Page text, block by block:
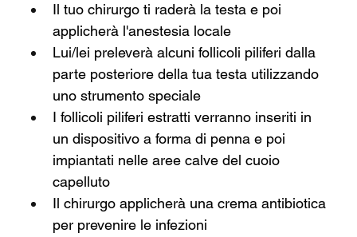
Il tuo chirurgo ti raderà la testa e poi
applicherà l'anestesia locale
Lui/lei preleverà alcuni follicoli piliferi dalla
parte posteriore della tua testa utilizzando
uno strumento speciale
I follicoli piliferi estratti verranno inseriti in
un dispositivo a forma di penna e poi
impiantati nelle aree calve del cuoio
capelluto
Il chirurgo applicherà una crema antibiotica
per prevenire le infezioni